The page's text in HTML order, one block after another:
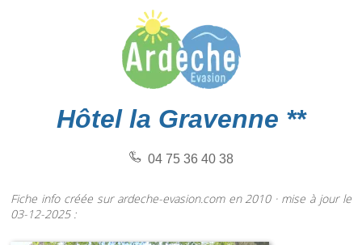
Hôtel la Gravenne **
04 75 36 40 38
Fiche info créée sur ardeche-evasion.com en 2010 · mise à jour le
03-12-2025 :